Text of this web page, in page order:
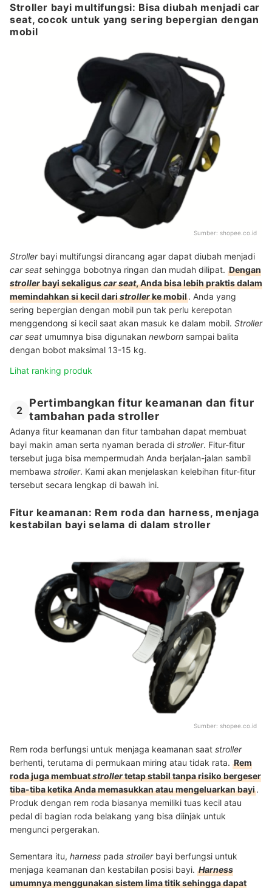
Stroller bayi multifungsi: Bisa diubah menjadi car
seat, cocok untuk yang sering bepergian dengan
mobil
Sumber: shopee.co.id
Strollerbayi multifungsi dirancang agar dapat diubah menjadi
car seat sehingga bobotnya ringan dan mudah dilipat. Dengan
strollerbayi sekaliguscarseat, Anda bisa lebih praktis dalam
memindahkan si kecil daristrollerke mobil. Anda yang
sering bepergian dengan mobil pun tak perlu kerepotan
menggendong si kecil saat akan masuk ke dalam mobil. Stroller
car seat umumnya bisa digunakan newborn sampai balita
dengan bobot maksimal 13-15 kg.
Lihat ranking produk
2
Pertimbangkan fitur keamanan dan fitur
tambahan pada stroller
Adanya fitur keamanan dan fitur tambahan dapat membuat
bayi makin aman serta nyaman berada di stroller. Fitur-fitur
tersebut juga bisa mempermudah Anda berjalan-jalan sambil
membawa stroller. Kami akan menjelaskan kelebihan fitur-fitur
tersebut secara lengkap di bawah ini.
Fitur keamanan: Rem roda dan harness, menjaga
kestabilan bayi selama di dalam stroller
Sumber: shopee.co.id
Rem roda berfungsi untuk menjaga keamanan saat stroller
berhenti, terutama di permukaan miring atau tidak rata. Rem
roda juga membuatstrollertetap stabil tanpa risiko bergeser
tiba-tiba ketika Anda memasukkan atau mengeluarkan bayi.
Produk dengan rem roda biasanya memiliki tuas kecil atau
pedal di bagian roda belakang yang bisa diinjak untuk
mengunci pergerakan.
Sementara itu, harness pada strollerbayi berfungsi untuk
menjaga keamanan dan kestabilan posisi bayi. Harness
umumnya menggunakan sistem lima titik sehingga dapat